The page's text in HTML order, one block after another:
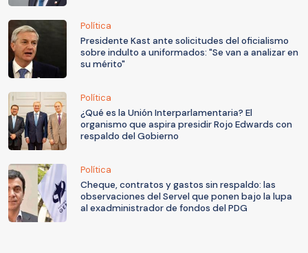
Política
Presidente Kast ante solicitudes del oficialismo
sobre indulto a uniformados: "Se van a analizar en
su mérito"
Política
¿Qué es la Unión Interparlamentaria? El
organismo que aspira presidir Rojo Edwards con
respaldo del Gobierno
Política
Cheque, contratos y gastos sin respaldo: las
observaciones del Servel que ponen bajo la lupa
al exadministrador de fondos del PDG